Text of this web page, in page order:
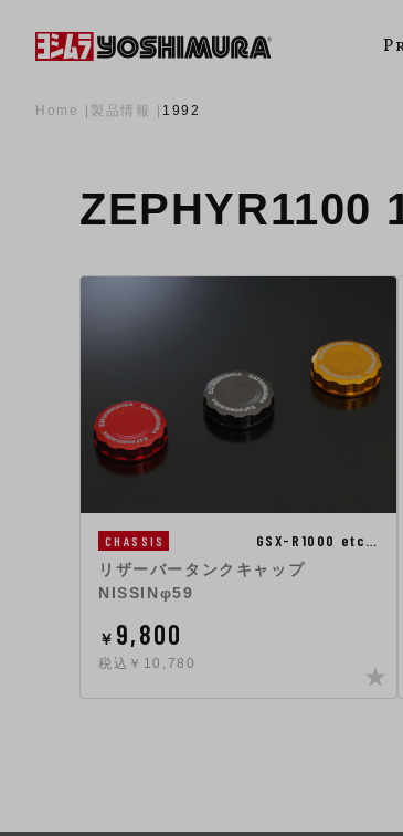
Home 製品情報 1992
ZEPHYR1100
CHASSIS GSX-R1000 etc…
リザーバータンクキャップ
NISSINφ59
￥ 9,800
税込￥10,780